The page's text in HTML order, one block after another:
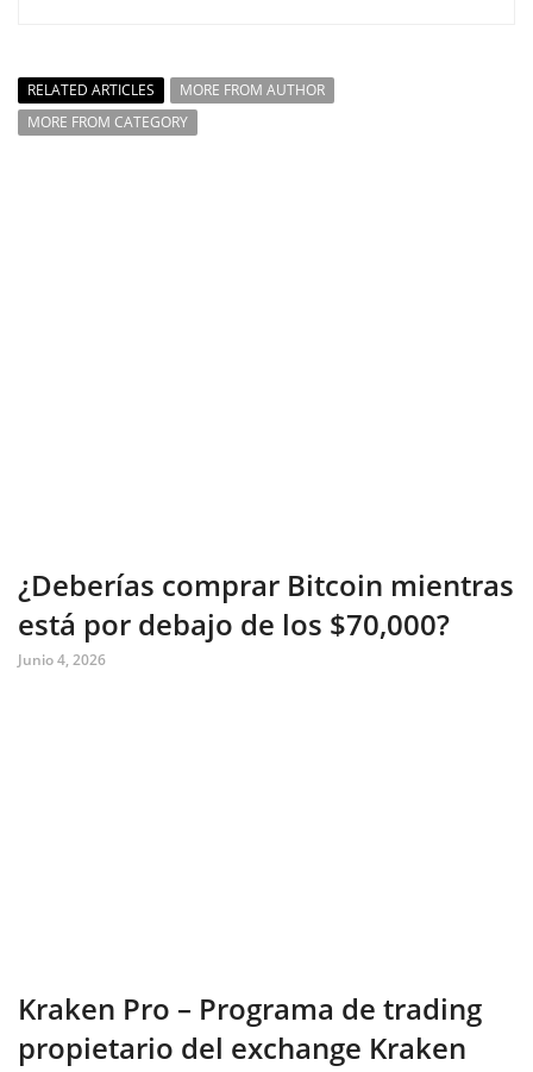
RELATED ARTICLES
MORE FROM AUTHOR
MORE FROM CATEGORY
¿Deberías comprar Bitcoin mientras
está por debajo de los $70,000?
Junio 4, 2026
Kraken Pro – Programa de trading
propietario del exchange Kraken